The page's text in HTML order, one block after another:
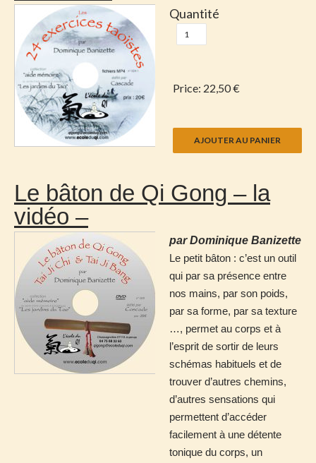
Quantité
Price: 22,50 €
Le bâton de Qi Gong – la
vidéo –
par Dominique Banizette
Le petit bâton : c’est un outil
qui par sa présence entre
nos mains, par son poids,
par sa forme, par sa texture
…, permet au corps et à
l’esprit de sortir de leurs
schémas habituels et de
trouver d’autres chemins,
d’autres sensations qui
permettent d’accéder
facilement à une détente
tonique du corps, un